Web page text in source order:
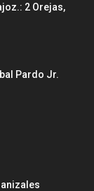
2 Orejas,
Pardo Jr.